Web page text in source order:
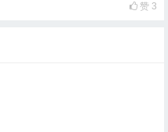
赞 3